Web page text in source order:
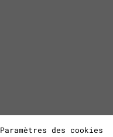
Paramètres des cookies